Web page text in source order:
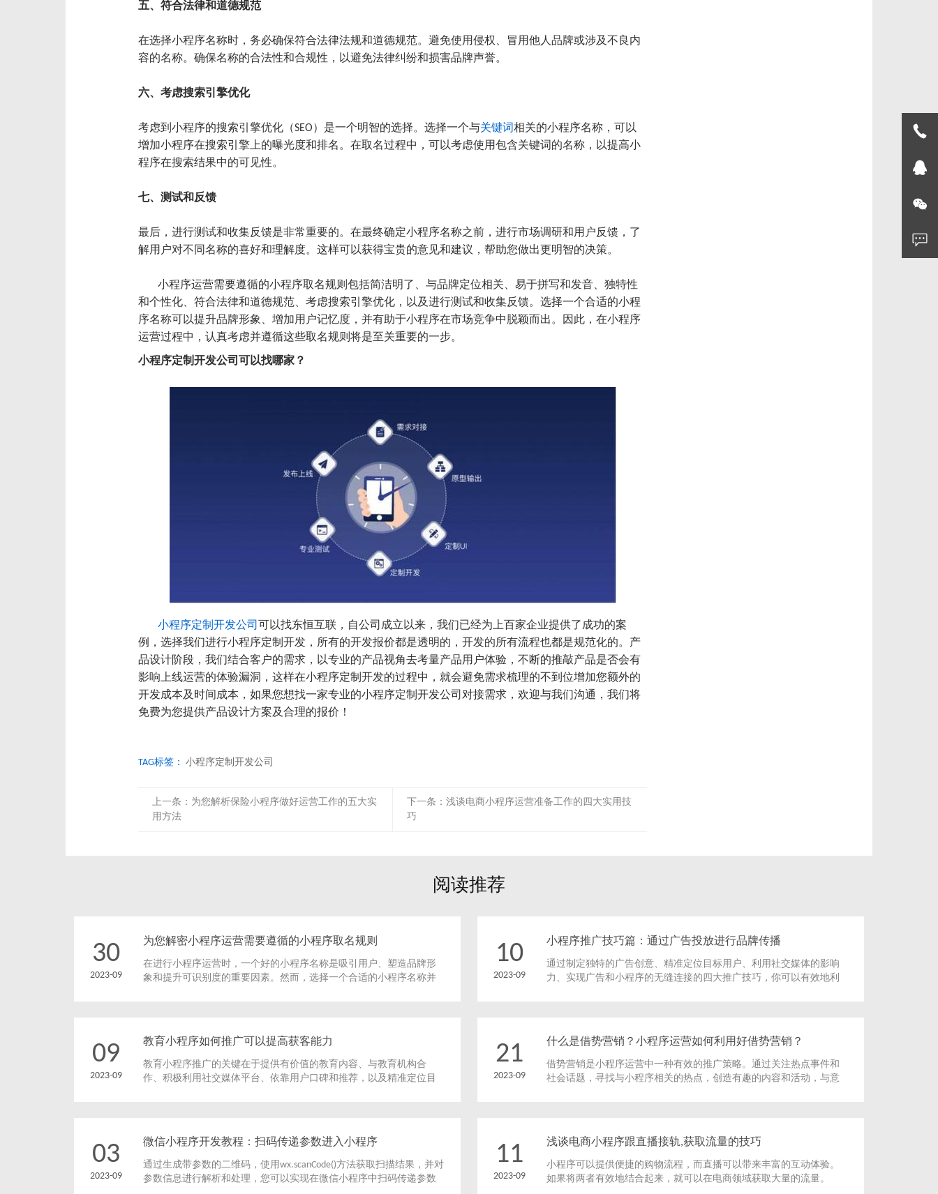
五、符合法律和道德规范
在选择小程序名称时，务必确保符合法律法规和道德规范。避免使用侵权、冒用他人品牌或涉及不良内
容的名称。确保名称的合法性和合规性，以避免法律纠纷和损害品牌声誉。
六、考虑搜索引擎优化
考虑到小程序的搜索引擎优化（SEO）是一个明智的选择。选择一个与关键词相关的小程序名称，可以
增加小程序在搜索引擎上的曝光度和排名。在取名过程中，可以考虑使用包含关键词的名称，以提高小
程序在搜索结果中的可见性。
七、测试和反馈
最后，进行测试和收集反馈是非常重要的。在最终确定小程序名称之前，进行市场调研和用户反馈，了
解用户对不同名称的喜好和理解度。这样可以获得宝贵的意见和建议，帮助您做出更明智的决策。
小程序运营需要遵循的小程序取名规则包括简洁明了、与品牌定位相关、易于拼写和发音、独特性
和个性化、符合法律和道德规范、考虑搜索引擎优化，以及进行测试和收集反馈。选择一个合适的小程
序名称可以提升品牌形象、增加用户记忆度，并有助于小程序在市场竞争中脱颖而出。因此，在小程序
运营过程中，认真考虑并遵循这些取名规则将是至关重要的一步。
小程序定制开发公司可以找哪家？
小程序定制开发公司 可以找东恒互联，自公司成立以来，我们已经为上百家企业提供了成功的案
例，选择我们进行小程序定制开发，所有的开发报价都是透明的，开发的所有流程也都是规范化的。产
品设计阶段，我们结合客户的需求，以专业的产品视角去考量产品用户体验，不断的推敲产品是否会有
影响上线运营的体验漏洞，这样在小程序定制开发的过程中，就会避免需求梳理的不到位增加您额外的
开发成本及时间成本，如果您想找一家专业的小程序定制开发公司对接需求，欢迎与我们沟通，我们将
免费为您提供产品设计方案及合理的报价！
TAG标签： 小程序定制开发公司​
上一条： 为您解析保险小程序做好运营工作的五大实
用方法
下一条： 浅谈电商小程序运营准备工作的四大实用技
巧
阅读推荐
30
2023-09
为您解密小程序运营需要遵循的小程序取名规则
在进行小程序运营时，一个好的小程序名称是吸引用户、塑造品牌形
象和提升可识别度的重要因素。然而，选择一个合适的小程序名称并
10
2023-09
小程序推广技巧篇：通过广告投放进行品牌传播
通过制定独特的广告创意、精准定位目标用户、利用社交媒体的影响
力、实现广告和小程序的无缝连接的四大推广技巧，你可以有效地利
09
2023-09
教育小程序如何推广可以提高获客能力
教育小程序推广的关键在于提供有价值的教育内容、与教育机构合
作、积极利用社交媒体平台、依靠用户口碑和推荐，以及精准定位目
21
2023-09
什么是借势营销？小程序运营如何利用好借势营销？
借势营销是小程序运营中一种有效的推广策略。通过关注热点事件和
社会话题，寻找与小程序相关的热点，创造有趣的内容和活动，与意
03
2023-09
微信小程序开发教程：扫码传递参数进入小程序
通过生成带参数的二维码，使用wx.scanCode()方法获取扫描结果，并对
参数信息进行解析和处理，您可以实现在微信小程序中扫码传递参数
11
2023-09
浅谈电商小程序跟直播接轨,获取流量的技巧
小程序可以提供便捷的购物流程，而直播可以带来丰富的互动体验。
如果将两者有效地结合起来，就可以在电商领域获取大量的流量。